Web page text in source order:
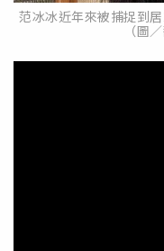
范冰冰近年來被捕捉到
（圖